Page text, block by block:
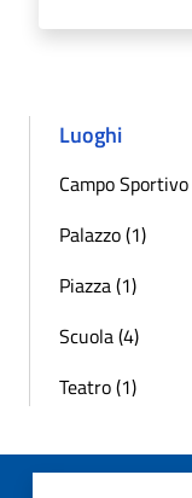
Luoghi
Campo
Palazzo (1)
Piazza (1)
Scuola (4)
Teatro (1)